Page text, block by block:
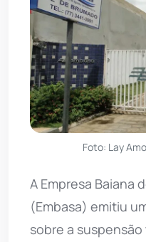
Foto: Lay
A Empresa Baiana
(Embasa) emitiu
sobre a